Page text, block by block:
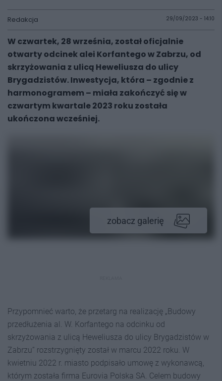
Redakcja 29/09/2023 - 14:10
W czwartek, 28 września, został oficjalnie
otwarty odcinek alei Korfantego w Zabrzu, od
skrzyżowania z ulicą Heweliusza do ulicy
Brygadzistów. Inwestycja, która – zgodnie z
harmonogramem – miała zakończyć się w
czwartym kwartale 2023 roku została
ukończona wcześniej.
zobacz galerię
Przypomnieć warto, że przetarg na realizację „Budowy
przedłużenia al. W. Korfantego na odcinku od
skrzyżowania z ulicą Heweliusza do ulicy Brygadzistów w
Zabrzu” rozstrzygnięty został w marcu 2022 roku. W
kwietniu 2022 r. miasto podpisało umowę z wykonawcą,
którym została firma Eurovia Polska SA. Celem budowy